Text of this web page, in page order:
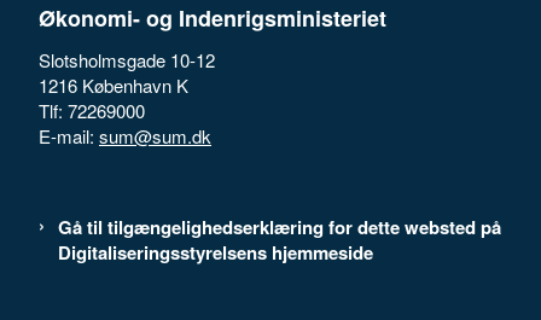
Økonomi- og Indenrigsministeriet
Slotsholmsgade 10-12
1216 København K
Tlf: 72269000
E-mail: sum@sum.dk
Gå til tilgængelighedserklæring for dette websted på
Digitaliseringsstyrelsens hjemmeside